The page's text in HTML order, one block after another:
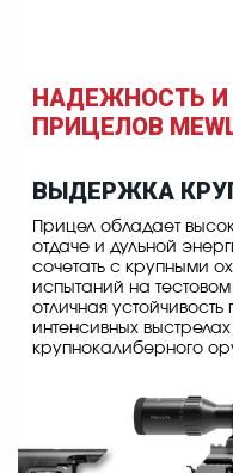
НАДЕЖНОСТЬ И
ПРИЦЕЛОВ
ВЫДЕРЖКА
Прицел обладает
отдаче и дульной
сочетать с крупными
испытаний на
отличная
интенсивных
крупнокалиберного